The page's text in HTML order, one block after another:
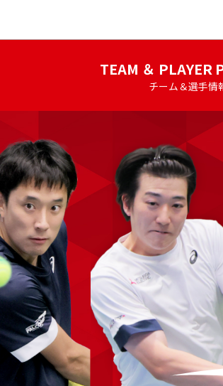
TEAM ＆ PLAYER
チーム＆選手情